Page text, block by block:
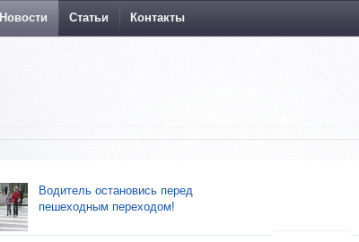
Новости Статьи Контакты
Водитель остановись перед
пешеходным переходом!